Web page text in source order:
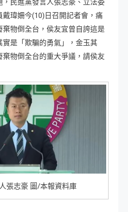
民進黨發言人張志豪、立法委
戴瑋姍今(10)日召開記者會，痛
物倒全台，侯友宜曾自誇這是
實是「欺騙的勇氣」，金玉其
物倒全台的重大爭議，請侯友
張志豪 圖/本報資料庫